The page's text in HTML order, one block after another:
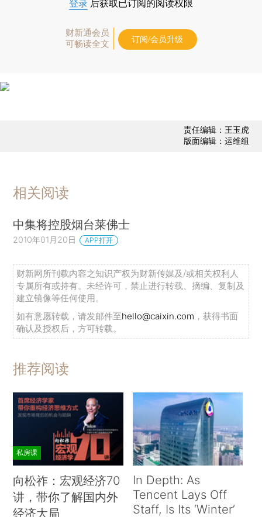
登录 后获取已订阅的阅读权限
财新通会员
可畅读全文
订阅/会员升级
责任编辑：王玉虎
版面编辑：运维组
相关阅读
中集将控股烟台莱佛士
2010年01月20日 APP打开
财新网所刊载内容之知识产权为财新传媒及/或相关权利人
专属所有或持有。未经许可，禁止进行转载、摘编、复制及
建立镜像等任何使用。
如有意愿转载，请发邮件至hello@caixin.com ，获得书面
确认及授权后，方可转载。
推荐阅读
私房课
向松祚：宏观经济70
讲，带你了解国内外
经济大局
In Depth: As
Tencent Lays Off
Staff, Is Its ‘Winter’